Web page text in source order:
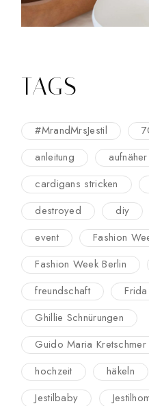
TAGS
#MrandMrsJestil
anleitung
aufnäher
cardigans stricken
destroyed
diy
event
Fashion
Fashion Week Berlin
freundschaft
Frida
Ghillie Schnürungen
Guido Maria Kretschmer
hochzeit
häkeln
Jestilbaby